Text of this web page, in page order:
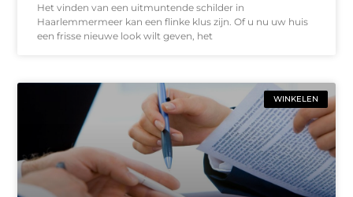
Het vinden van een uitmuntende schilder in
Haarlemmermeer kan een flinke klus zijn. Of u nu uw huis
een frisse nieuwe look wilt geven, het
WINKELEN